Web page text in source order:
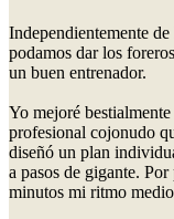
Independientemente
podamos dar los
un buen entrenador.
Yo mejoré
profesional cojonudo
diseñó un plan
a pasos de gigante.
minutos mi ritmo